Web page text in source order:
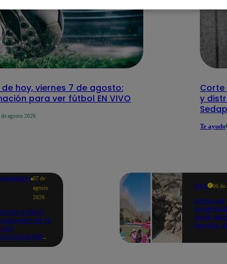
hoy, viernes 7 de agosto:
para ver fútbol EN VIVO
de agosto 2026
Corte
y
Te ayudo
07 de
agosto
2026
el libro
pequeño de la
del
del
Perú 06 de
Sismo de
Junín
heridos,
propició